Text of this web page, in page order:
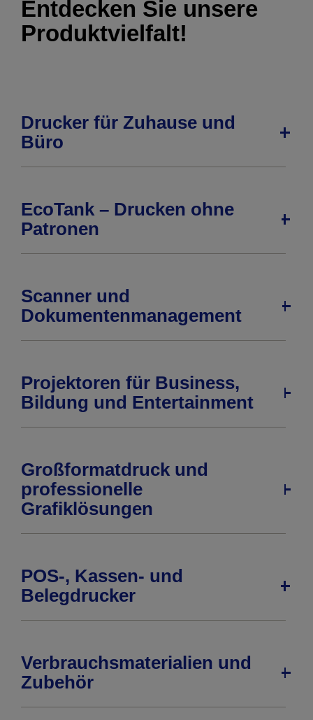
Entdecken Sie unsere
Produktvielfalt!
Drucker für Zuhause und
Büro
EcoTank – Drucken ohne
Patronen
Scanner und
Dokumentenmanagement
Projektoren für Business,
Bildung und Entertainment
Großformatdruck und
professionelle
Grafiklösungen
POS-, Kassen- und
Belegdrucker
Verbrauchsmaterialien und
Zubehör